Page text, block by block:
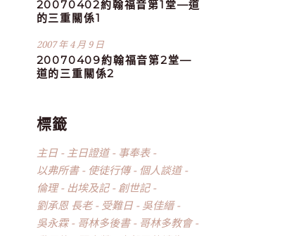
20070402約翰福音第1堂—道
的三重關係1
2007 年 4 月 9 日
20070409約翰福音第2堂—
道的三重關係2
標籤
主日 主日證道
事奉表
以弗所書
使徒行傳
個人談道
倫理
出埃及記
創世記
劉承恩 長老
受難日
吳佳縉
吳永霖
哥林多後書
哥林多教會